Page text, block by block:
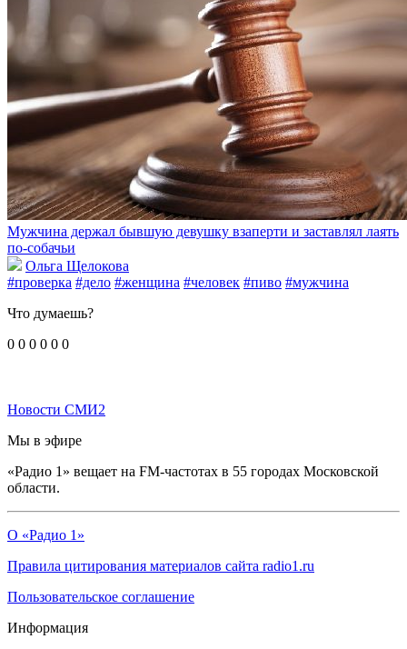
Мужчина держал бывшую девушку взаперти и заставлял лаять
по-собачьи
Ольга Щелокова
#проверка #дело #женщина #человек #пиво #мужчина
Что думаешь?
0 0 0 0 0 0
Новости СМИ2
Мы в эфире
«Радио 1» вещает на FM-частотах в 55 городах Московской
области.
О «Радио 1»
Правила цитирования материалов сайта radio1.ru
Пользовательское соглашение
Информация